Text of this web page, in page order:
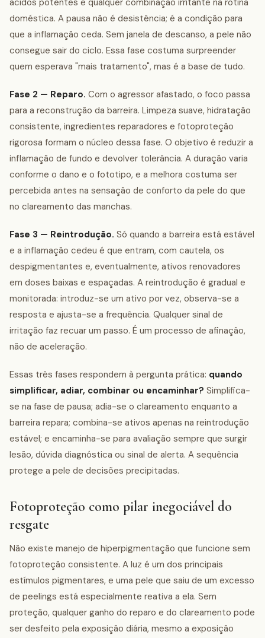
ácidos potentes e qualquer combinação irritante na rotina
doméstica. A pausa não é desistência; é a condição para
que a inflamação ceda. Sem janela de descanso, a pele não
consegue sair do ciclo. Essa fase costuma surpreender
quem esperava "mais tratamento", mas é a base de tudo.
Fase 2 — Reparo. Com o agressor afastado, o foco passa
para a reconstrução da barreira. Limpeza suave, hidratação
consistente, ingredientes reparadores e fotoproteção
rigorosa formam o núcleo dessa fase. O objetivo é reduzir a
inflamação de fundo e devolver tolerância. A duração varia
conforme o dano e o fototipo, e a melhora costuma ser
percebida antes na sensação de conforto da pele do que
no clareamento das manchas.
Fase 3 — Reintrodução. Só quando a barreira está estável
e a inflamação cedeu é que entram, com cautela, os
despigmentantes e, eventualmente, ativos renovadores
em doses baixas e espaçadas. A reintrodução é gradual e
monitorada: introduz-se um ativo por vez, observa-se a
resposta e ajusta-se a frequência. Qualquer sinal de
irritação faz recuar um passo. É um processo de afinação,
não de aceleração.
Essas três fases respondem à pergunta prática: quando
simplificar, adiar, combinar ou encaminhar? Simplifica-
se na fase de pausa; adia-se o clareamento enquanto a
barreira repara; combina-se ativos apenas na reintrodução
estável; e encaminha-se para avaliação sempre que surgir
lesão, dúvida diagnóstica ou sinal de alerta. A sequência
protege a pele de decisões precipitadas.
Fotoproteção como pilar inegociável do
resgate
Não existe manejo de hiperpigmentação que funcione sem
fotoproteção consistente. A luz é um dos principais
estímulos pigmentares, e uma pele que saiu de um excesso
de peelings está especialmente reativa a ela. Sem
proteção, qualquer ganho do reparo e do clareamento pode
ser desfeito pela exposição diária, mesmo a exposição